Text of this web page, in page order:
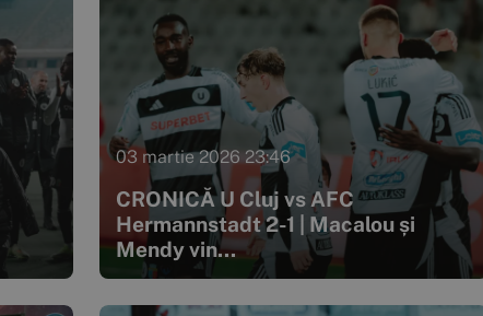
03 martie 2026 23:46
CRONICĂ U Cluj vs AFC
Hermannstadt 2-1 | Macalou și
Mendy vin...